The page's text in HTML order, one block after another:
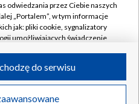
S.A. w likwidacji
odwiedzania przez Ciebie naszych
„Portalem”, w tym informacje
jak: pliki cookie, sygnalizatory
umożliwiających świadczenie
odwiedzania przez Ciebie
do serwisu